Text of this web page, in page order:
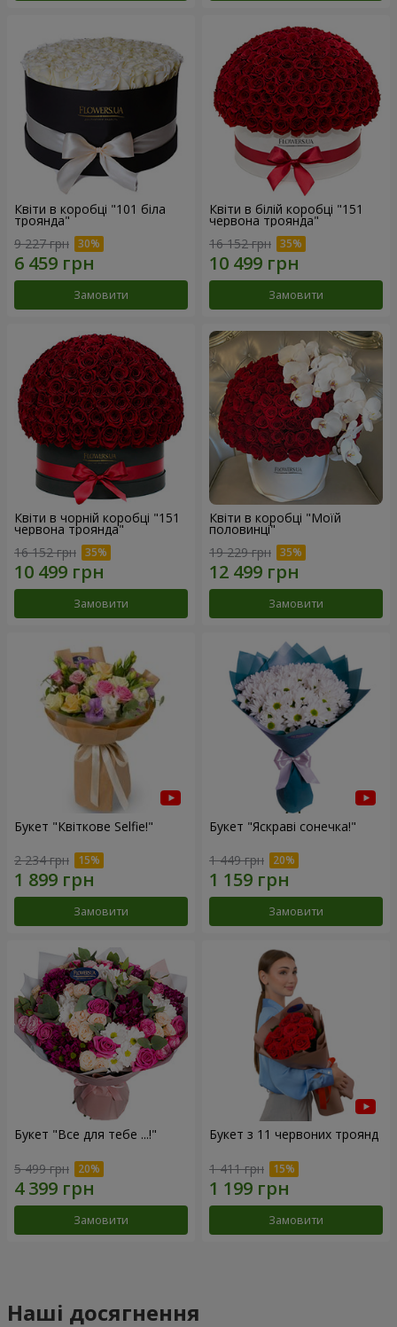
Квіти в коробці "101 біла
троянда"
9 227 грн
Замовити
Квіти в білій коробці "151
червона троянда"
16 152 грн
Замовити
Квіти в чорній коробці "151
червона троянда"
16 152 грн
Замовити
Квіти в коробці "Моїй
половинці"
19 229 грн
Замовити
Букет "Квіткове Selfie!"
2 234 грн
Замовити
Букет "Яскраві сонечка!"
1 449 грн
Замовити
Букет "Все для тебе ...!"
5 499 грн
Замовити
Букет з 11 червоних троянд
1 411 грн
Замовити
Наші досягнення